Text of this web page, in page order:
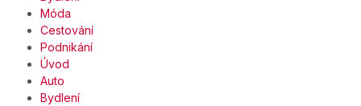
Móda
Cestování
Podnikání
Úvod
Auto
Bydlení